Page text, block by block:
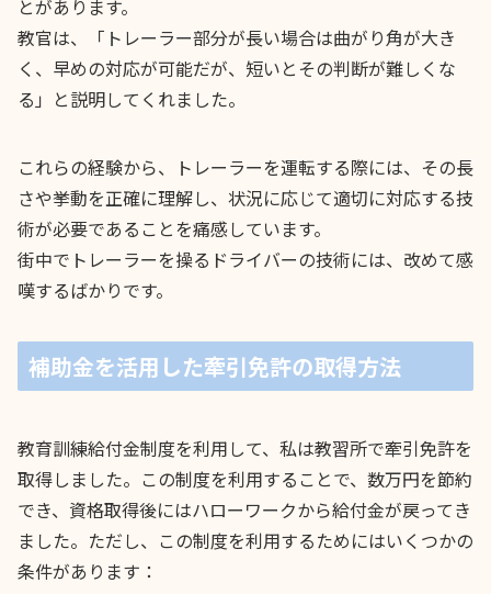
とがあります。
教官は、「トレーラー部分が長い場合は曲がり角が大き
く、早めの対応が可能だが、短いとその判断が難しくな
る」と説明してくれました。
これらの経験から、トレーラーを運転する際には、その長
さや挙動を正確に理解し、状況に応じて適切に対応する技
術が必要であることを痛感しています。
街中でトレーラーを操るドライバーの技術には、改めて感
嘆するばかりです。
補助金を活用した牽引免許の取得方法
教育訓練給付金制度を利用して、私は教習所で牽引免許を
取得しました。この制度を利用することで、数万円を節約
でき、資格取得後にはハローワークから給付金が戻ってき
ました。ただし、この制度を利用するためにはいくつかの
条件があります：